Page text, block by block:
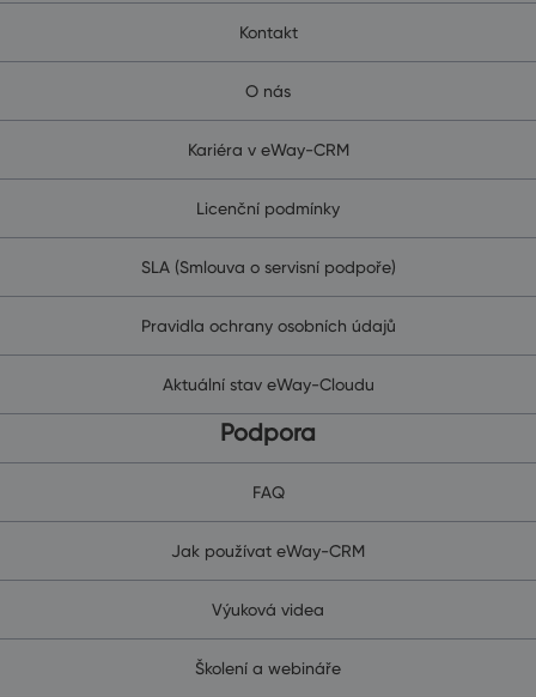
Kontakt
O nás
Kariéra v eWay-CRM
Licenční podmínky
SLA (Smlouva o servisní podpoře)
Pravidla ochrany osobních údajů
Aktuální stav eWay-Cloudu
Podpora
FAQ
Jak používat eWay-CRM
Výuková videa
Školení a webináře